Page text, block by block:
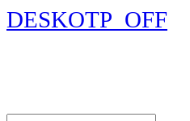
DESKOTP_OFF